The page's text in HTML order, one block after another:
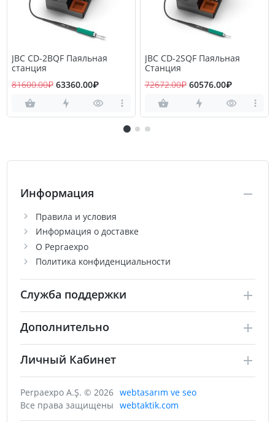
JBC CD-2BQF Паяльная
станция
81600.00₽ 63360.00₽
JBC CD-2SQF Паяльная
Станция
72672.00₽ 60576.00₽
Информация
Правила и условия
Информация о доставке
О Pepraexpo
Политика конфиденциальности
Служба поддержки
Дополнительно
Личный Кабинет
Perpaexpo A.Ş. © 2026
Все права защищены
webtasarım ve seo
webtaktik.com